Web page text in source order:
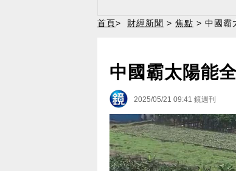
首頁> 財經新聞 > 焦點 > 中國霸
中國霸太陽能
2025/05/21 09:41 鏡週刊